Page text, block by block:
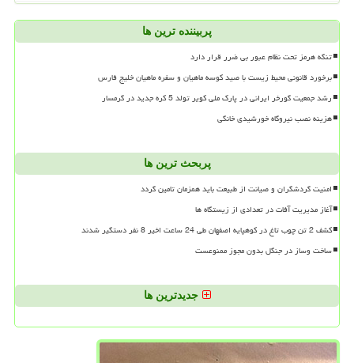
پربیننده ترین ها
تنگه هرمز تحت نظام عبور بی ضرر قرار دارد
برخورد قانونی محیط زیست با صید کوسه ماهیان و سفره ماهیان خلیج فارس
رشد جمعیت گورخر ایرانی در پارک ملی کویر تولد 5 کره جدید در گرمسار
هزینه نصب نیروگاه خورشیدی خانگی
پربحث ترین ها
امنیت گردشگران و صیانت از طبیعت باید همزمان تامین گردد
آغاز مدیریت آفات در تعدادی از زیستگاه ها
کشف 2 تن چوب تاغ در کوهپایه اصفهان طی 24 ساعت اخیر 8 نفر دستگیر شدند
ساخت وساز در جنگل بدون مجوز ممنوعست
جدیدترین ها